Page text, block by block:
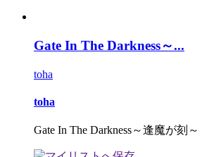
Gate In The Darkness～...
toha
toha
Gate In The Darkness～逢魔が刻～